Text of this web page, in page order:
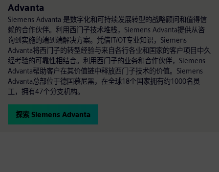
Advanta
Siemens Advanta 是数字化和可持续发展转型的战略顾问和值得信
赖的合作伙伴。利用西门子技术堆栈，Siemens Advanta提供从咨
询到实施的端到端解决方案。凭借IT/OT专业知识，Siemens
Advanta将西门子的转型经验与来自各行各业和国家的客户项目中久
经考验的可靠性相结合。利用西门子的业务和合作伙伴，Siemens
Advanta帮助客户在其价值链中释放西门子技术的价值。Siemens
Advanta总部位于德国慕尼黑，在全球18个国家拥有约1000名员
工，拥有47个分支机构。
探索 Siemens Advanta